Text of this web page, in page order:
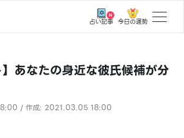
占い記事 今日の運勢
】あなたの身近な彼氏候補が分
/ 作成: 2021.03.05 18:00